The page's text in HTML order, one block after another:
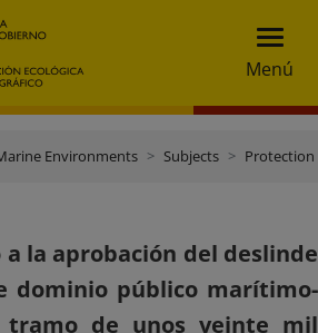
Menú
Environments Subjects
la aprobación del deslinde
dominio público marítimo-
de unos veinte mil